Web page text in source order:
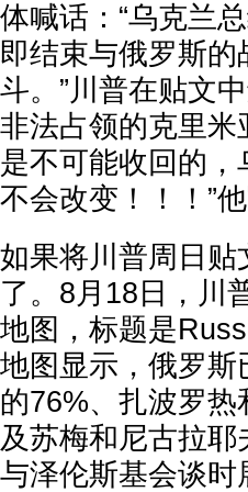
体喊话：“乌克兰
即结束与俄罗斯
斗。”川普在贴文
非法占领的克里米
是不可能收回的
不会改变！！！”他
如果将川普周日
了。8月18日，川
地图，标题是
地图显示，俄罗
的76%、扎波罗
及苏梅和尼古拉
与泽伦斯基会谈